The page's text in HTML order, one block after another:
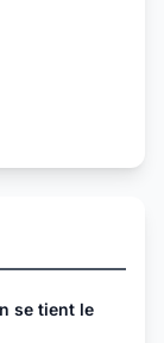
se tient le